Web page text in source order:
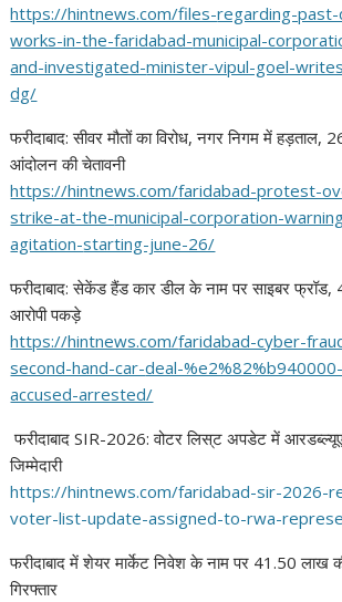
https://hintnews.com/files-regarding-
works-in-the-faridabad-municipal-
and-investigated-minister-vipul-goel-
dg/
फरीदाबाद: सीवर मौतों का विरोध, नगर निगम में हड़ताल,
आंदोलन की चेतावनी
https://hintnews.com/faridabad-protest-
strike-at-the-municipal-corporation-
agitation-starting-june-26/
फरीदाबाद: सेकेंड हैंड कार डील के नाम पर साइबर फ्रॉड,
आरोपी पकड़े
https://hintnews.com/faridabad-cyber-
second-hand-car-deal-
accused-arrested/
फरीदाबाद SIR-2026: वोटर लिस्ट अपडेट में आरडब्ल्यूए
जिम्मेदारी
https://hintnews.com/faridabad-sir-2026-
voter-list-update-assigned-to-rwa-
फरीदाबाद में शेयर मार्केट निवेश के नाम पर 41.50 लाख
गिरफ्तार